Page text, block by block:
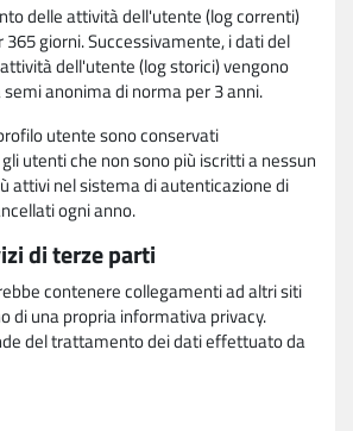
delle attività dell'utente (log correnti)
giorni. Successivamente, i dati del
dell'utente (log storici) vengono
anonima di norma per 3 anni.
utente sono conservati
utenti che non sono più iscritti a nessun
attivi nel sistema di autenticazione di
ogni anno.
di terze parti
contenere collegamenti ad altri siti
di una propria informativa privacy.
del trattamento dei dati effettuato da